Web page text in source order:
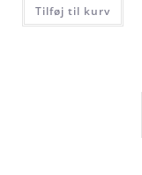
Tilføj til kurv